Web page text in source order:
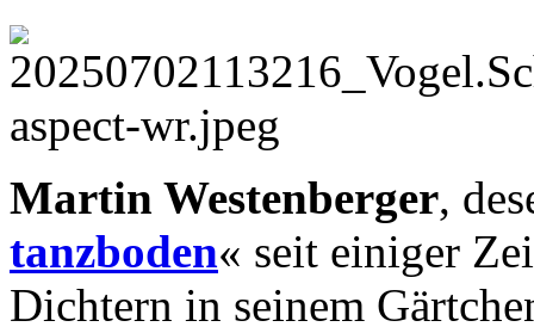
Martin Westenberger,
tanzboden« seit einiger
Dichtern in seinem